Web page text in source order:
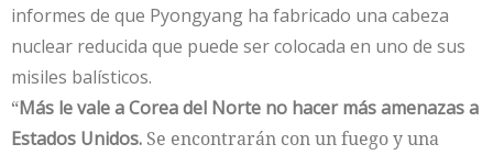
informes de que Pyongyang ha fabricado una cabeza
nuclear reducida que puede ser colocada en uno de sus
misiles balísticos.
“Más le vale a Corea del Norte no hacer más amenazas a
Estados Unidos. Se encontrarán con un fuego y una